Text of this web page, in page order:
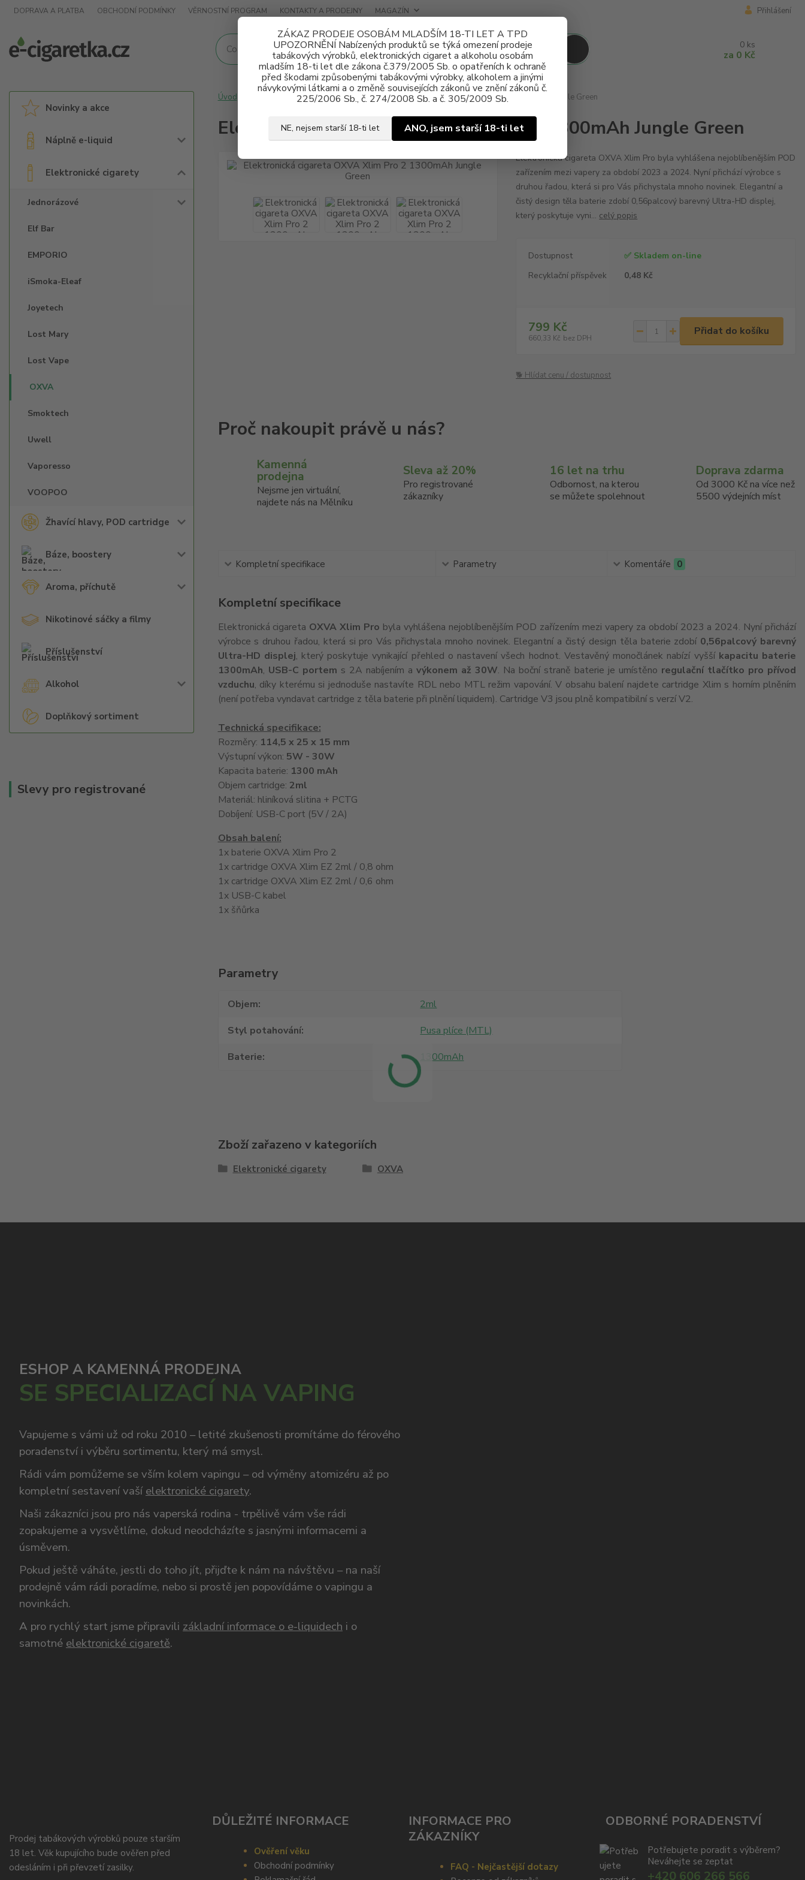
ZÁKAZ PRODEJE OSOBÁM MLADŠÍM 18-TI LET A TPD
UPOZORNĚNÍ Nabízených produktů se týká omezení prodeje
tabákových výrobků, elektronických cigaret a alkoholu osobám
mladším 18-ti let dle zákona č.379/2005 Sb. o opatřeních k ochraně
před škodami způsobenými tabákovými výrobky, alkoholem a jinými
návykovými látkami a o změně souvisejících zákonů ve znění zákonů č.
225/2006 Sb., č. 274/2008 Sb. a č. 305/2009 Sb.
NE, nejsem starší 18-ti let ANO, jsem starší 18-ti let
DOPRAVA A PLATBA OBCHODNÍ PODMÍNKY VĚRNOSTNÍ PROGRAM KONTAKTY A PRODEJNY MAGAZÍN Přihlášení
0 ks
za 0 Kč
Novinky a akce
Náplně e-liquid
Elektronické cigarety
Jednorázové
Elf Bar
EMPORIO
iSmoka-Eleaf
Joyetech
Lost Mary
Lost Vape
OXVA
Smoktech
Uwell
Vaporesso
VOOPOO
Žhavící hlavy, POD cartridge
Báze, boostery
Aroma, příchutě
Nikotinové sáčky a filmy
Příslušenství
Alkohol
Doplňkový sortiment
Slevy pro registrované
Úvod Elektronické cigarety OXVA Elektronická cigareta OXVA Xlim Pro 2 1300mAh Jungle Green
Elektronická cigareta OXVA Xlim Pro 2 1300mAh Jungle Green
Elektronická cigareta OXVA Xlim Pro byla vyhlášena nejoblíbenějším POD
zařízením mezi vapery za období 2023 a 2024. Nyní přichází výrobce s
druhou řadou, která si pro Vás přichystala mnoho novinek. Elegantní a
čistý design těla baterie zdobí 0,56palcový barevný Ultra-HD displej,
který poskytuje vyni... celý popis
Dostupnost
✅ Skladem on-line
Recyklační příspěvek
0,48 Kč
799 Kč
660,33 Kč bez DPH
Přidat do košíku
🐕 Hlídat cenu / dostupnost
Kamenná
prodejna
Nejsme jen virtuální,
najdete nás na Mělníku
Sleva až 20%
Pro registrované
zákazníky
16 let na trhu
Odbornost, na kterou
se můžete spolehnout
Doprava zdarma
Od 3000 Kč na více než
5500 výdejních míst
Kompletní specifikace Parametry Komentáře 0
Kompletní specifikace
Elektronická cigareta OXVA Xlim Pro byla vyhlášena nejoblíbenějším POD zařízením mezi vapery za období 2023 a 2024. Nyní přichází
výrobce s druhou řadou, která si pro Vás přichystala mnoho novinek. Elegantní a čistý design těla baterie zdobí 0,56palcový barevný
Ultra-HD displej, který poskytuje vynikající přehled o nastavení všech hodnot. Vestavěný monočlánek nabízí vyšší kapacitu baterie
1300mAh, USB-C portem s 2A nabíjením a výkonem až 30W. Na boční straně baterie je umístěno regulační tlačítko pro přívod
vzduchu, díky kterému si jednoduše nastavíte RDL nebo MTL režim vapování. V obsahu balení najdete cartridge Xlim s horním plněním
(není potřeba vyndavat cartridge z těla baterie při plnění liquidem). Cartridge V3 jsou plně kompatibilní s verzí V2.
Technická specifikace:
Rozměry: 114,5 x 25 x 15 mm
Výstupní výkon: 5W - 30W
Kapacita baterie: 1300 mAh
Objem cartridge: 2ml
Materiál: hliníková slitina + PCTG
Dobíjení: USB-C port (5V / 2A)
Obsah balení:
1x baterie OXVA Xlim Pro 2
1x cartridge OXVA Xlim EZ 2ml / 0,8 ohm
1x cartridge OXVA Xlim EZ 2ml / 0,6 ohm
1x USB-C kabel
1x šňůrka
Parametry
Objem
2ml
Styl potahování
Pusa plíce (MTL)
Baterie
1300mAh
Zboží zařazeno v kategoriích
Elektronické cigarety OXVA
ESHOP A KAMENNÁ PRODEJNA
SE SPECIALIZACÍ NA VAPING
Vapujeme s vámi už od roku 2010 – letité zkušenosti promítáme do férového
poradenství i výběru sortimentu, který má smysl.
Rádi vám pomůžeme se vším kolem vapingu – od výměny atomizéru až po
kompletní sestavení vaší elektronické cigarety.
Naši zákazníci jsou pro nás vaperská rodina - trpělivě vám vše rádi
zopakujeme a vysvětlíme, dokud neodcházíte s jasnými informacemi a
úsměvem.
Pokud ještě váháte, jestli do toho jít, přijďte k nám na návštěvu – na naší
prodejně vám rádi poradíme, nebo si prostě jen popovídáme o vapingu a
novinkách.
A pro rychlý start jsme připravili základní informace o e-liquidech i o
samotné elektronické cigaretě.
Prodej tabákových výrobků pouze starším
18 let. Věk kupujícího bude ověřen před
odesláním i při převzetí zasilky.
DŮLEŽITÉ INFORMACE
Ověření věku
Obchodní podmínky
INFORMACE PRO
ZÁKAZNÍKY
FAQ - Nejčastější dotazy
ODBORNÉ PORADENSTVÍ
Potřebujete poradit s výběrem?
Neváhejte se zeptat
+420 606 266 566